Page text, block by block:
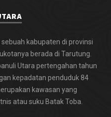
kabupaten di provinsi
berada di Tarutung.
Utara pertengahan tahun
kepadatan penduduk 84
kawasan yang
atau suku Batak Toba.